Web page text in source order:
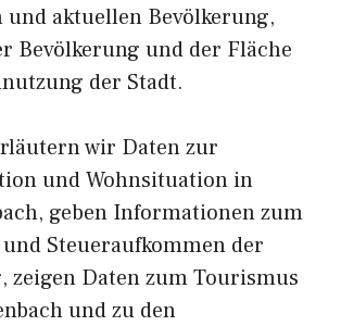
aktuellen Bevölkerung,
Bevölkerung und der Fläche
der Stadt.
wir Daten zur
und Wohnsituation in
geben Informationen zum
Steueraufkommen der
zeigen Daten zum Tourismus
und zu den